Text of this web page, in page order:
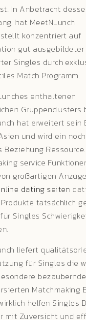
In Anbetracht
hat MeetNLunch
konzentriert auf
gut ausgebildeter
Singles durch
Match Programm.
enthaltenen
Gruppenclusters
hat erweitert sein
und wird ein noch
Beziehung
service
großartigen
dating seiten
tatsächlich
Singles
liefert
für Singles die
Matchmaking
helfen Singles
mit Zuversicht und